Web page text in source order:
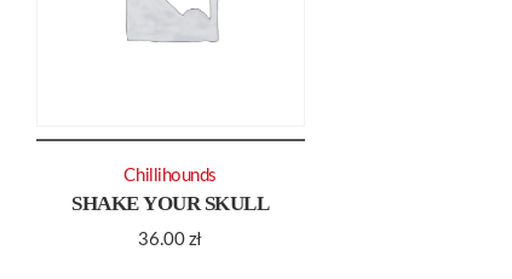
SHAKE YOUR SKULL
36.00 zł
Chillihounds